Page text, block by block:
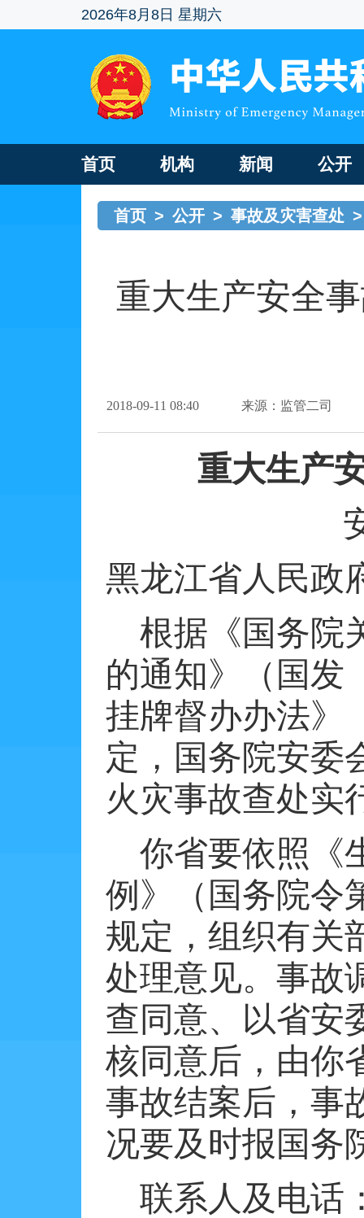
2026年8月8日 星期六
首页 机构 新闻 公开
首页 > 公开 > 事故及灾害查处 >
重大生产安全
2018-09-11 08:40 来源：监管二司
重大生产
黑龙江省人民政
根据《国务院
的通知》（国发
挂牌督办办法》
定，国务院安委
火灾事故查处实
你省要依照《
例》（国务院令
规定，组织有关
处理意见。事故
查同意、以省安
核同意后，由你
事故结案后，事
况要及时报国务
联系人及电话